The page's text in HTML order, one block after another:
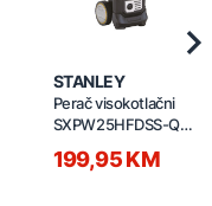
STANLEY
Perač visokotlačni
SXPW25HFDSS-QS
199,95 KM